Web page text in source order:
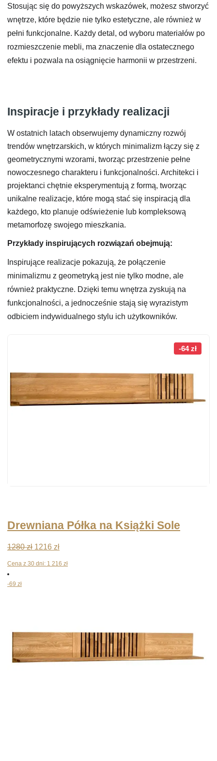
Stosując się do powyższych wskazówek, możesz stworzyć
wnętrze, które będzie nie tylko estetyczne, ale również w
pełni funkcjonalne. Każdy detal, od wyboru materiałów po
rozmieszczenie mebli, ma znaczenie dla ostatecznego
efektu i pozwala na osiągnięcie harmonii w przestrzeni.
Inspiracje i przykłady realizacji
W ostatnich latach obserwujemy dynamiczny rozwój
trendów wnętrzarskich, w których minimalizm łączy się z
geometrycznymi wzorami, tworząc przestrzenie pełne
nowoczesnego charakteru i funkcjonalności. Architekci i
projektanci chętnie eksperymentują z formą, tworząc
unikalne realizacje, które mogą stać się inspiracją dla
każdego, kto planuje odświeżenie lub kompleksową
metamorfozę swojego mieszkania.
Przykłady inspirujących rozwiązań obejmują:
Inspirujące realizacje pokazują, że połączenie
minimalizmu z geometryką jest nie tylko modne, ale
również praktyczne. Dzięki temu wnętrza zyskują na
funkcjonalności, a jednocześnie stają się wyrazistym
odbiciem indywidualnego stylu ich użytkowników.
-64 zł
Drewniana Półka na Książki Sole
1280zł Pierwotna
cena
1216 złAktualna
cena
Cena z 30 dni: 1 216 zł
-69 zł